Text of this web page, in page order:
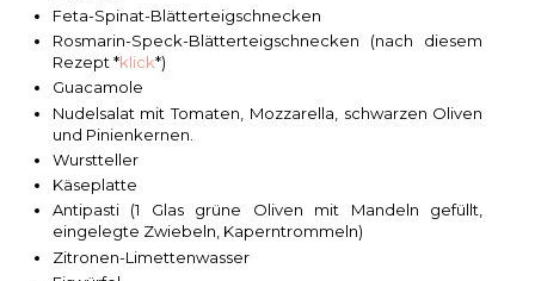
Feta-Spinat-Blätterteigschnecken
Rosmarin-Speck-Blätterteigschnecken (nach diesem
Rezept *klick*)
Guacamole
Nudelsalat mit Tomaten, Mozzarella, schwarzen Oliven
und Pinienkernen.
Wurstteller
Käseplatte
Antipasti (1 Glas grüne Oliven mit Mandeln gefüllt,
eingelegte Zwiebeln, Kaperntrommeln)
Zitronen-Limettenwasser